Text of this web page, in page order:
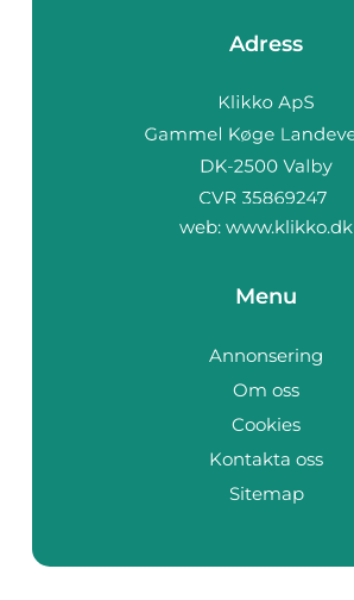
Adress
web: www.klikko.dk
Menu
Annonsering
Om oss
Cookies
Kontakta oss
Sitemap